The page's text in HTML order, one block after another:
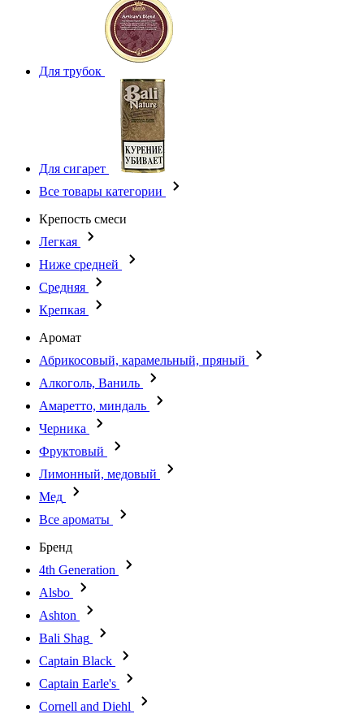
Для трубок
Для сигарет
Все товары категории
Крепость смеси
Легкая
Ниже средней
Средняя
Крепкая
Аромат
Абрикосовый, карамельный, пряный
Алкоголь, Ваниль
Амаретто, миндаль
Черника
Фруктовый
Лимонный, медовый
Мед
Все ароматы
Бренд
4th Generation
Alsbo
Ashton
Bali Shag
Captain Black
Captain Earle's
Cornell and Diehl